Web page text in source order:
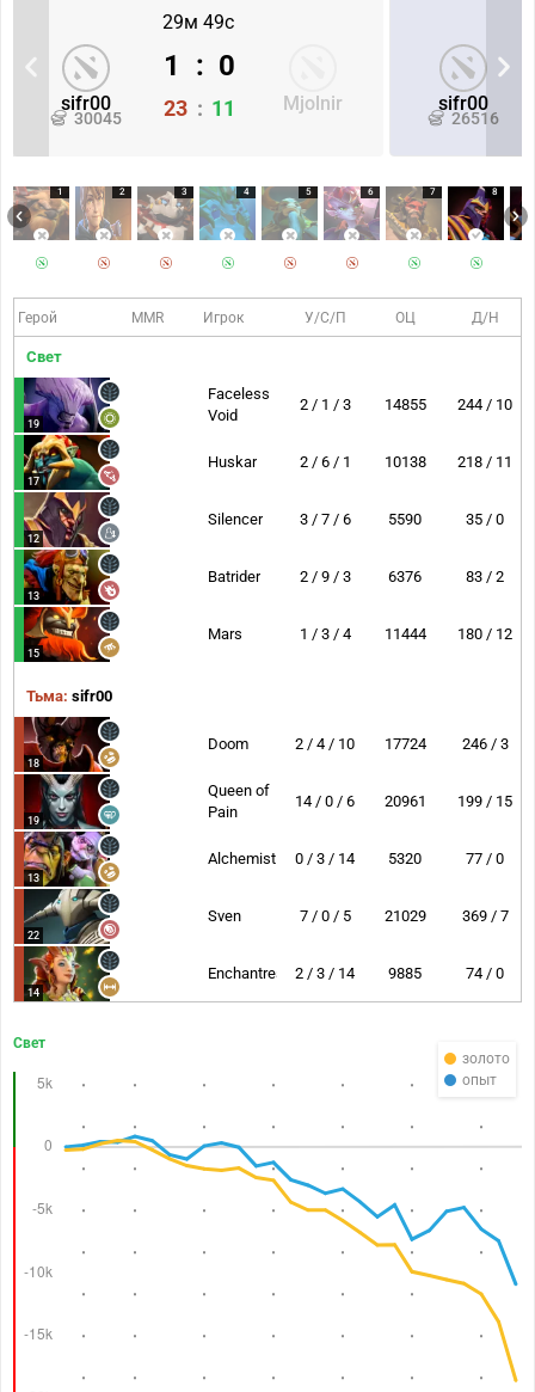
29м 49с
sifr00
30045
Mjolnir
1 : 0
23 : 11 sifr00
26516
1 2 3 4 5 6 7 8
Герой MMR Игрок У/С/П ОЦ Д/Н
Свет
19
Faceless
Void
2 / 1 / 3 14855 244 / 10
17
Huskar 2 / 6 / 1 10138 218 / 11
12
Silencer 3 / 7 / 6 5590 35 / 0
13
Batrider 2 / 9 / 3 6376 83 / 2
15
Mars 1 / 3 / 4 11444 180 / 12
Тьма: sifr00
18
Doom 2 / 4 / 10 17724 246 / 3
19
Queen of
Pain
14 / 0 / 6 20961 199 / 15
13
Alchemist 0 / 3 / 14 5320 77 / 0
22
Sven 7 / 0 / 5 21029 369 / 7
14
Enchantress 2 / 3 / 14 9885 74 / 0
золото
опыт
Свет